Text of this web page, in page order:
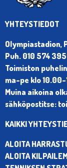
YHTEYSTIEDOT
Olympiastadion,
Puh. 010 574
Toimiston
ma-pe klo 10.00-
Muina aikoina
sähköpostitse:
KAIKKI
ALOITA
ALOITA